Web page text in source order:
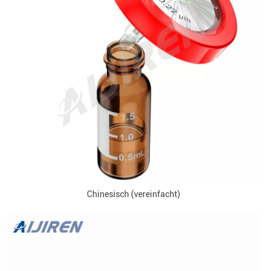
Chinesisch (vereinfacht)